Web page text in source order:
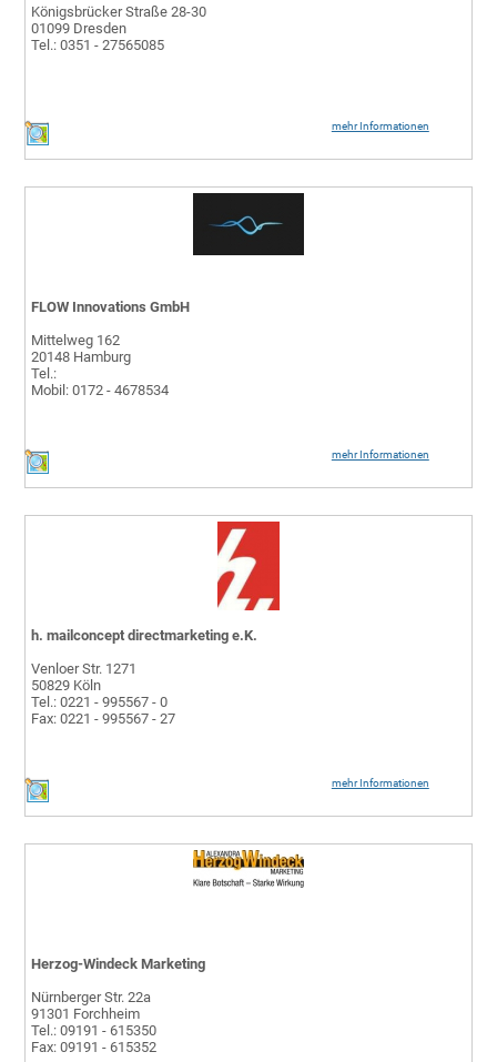
mehr Informationen
Königsbrücker Straße 28-30
01099 Dresden
Tel.: 0351 - 27565085
mehr Informationen
FLOW Innovations GmbH
Mittelweg 162
20148 Hamburg
Tel.:
Mobil: 0172 - 4678534
mehr Informationen
h. mailconcept directmarketing e.K.
Venloer Str. 1271
50829 Köln
Tel.: 0221 - 995567 - 0
Fax: 0221 - 995567 - 27
Herzog-Windeck Marketing
Nürnberger Str. 22a
91301 Forchheim
Tel.: 09191 - 615350
Fax: 09191 - 615352